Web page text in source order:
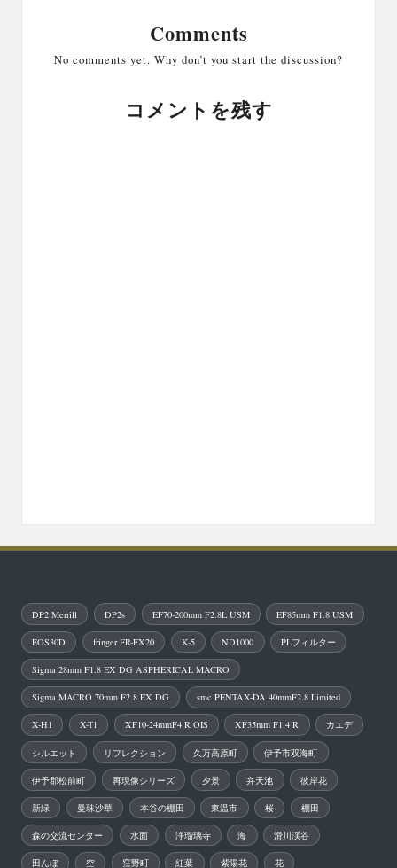
Comments
No comments yet. Why don’t you start the discussion?
コメントを残す
DP2 Merrill DP2s EF70-200mm F2.8L USM EF85mm F1.8 USM
EOS30D fringer FR-FX20 K-5 ND1000 PLフィルター
Sigma 28mm F1.8 EX DG ASPHERICAL MACRO
Sigma MACRO 70mm F2.8 EX DG smc PENTAX-DA 40mmF2.8 Limited
X-H1 X-T1 XF10-24mmF4 R OIS XF35mm F1.4 R カエデ
シルエット リフレクション 久万高原町 伊予市双海町
伊予郡松前町 再現像シリーズ 夕景 弁天池 彼岸花
新緑 曼珠沙華 本谷の棚田 東温市 桜 棚田
森の交流センター 水面 浄瑠璃寺 海 滑川渓谷
田んぼ 空 窪野町 紅葉 紫陽花 花